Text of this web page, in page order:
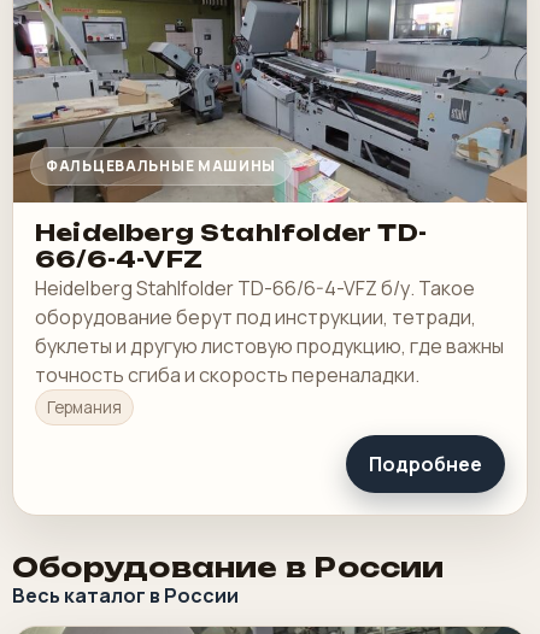
ФАЛЬЦЕВАЛЬНЫЕ МАШИНЫ
Heidelberg Stahlfolder TD-
66/6-4-VFZ
Heidelberg Stahlfolder TD-66/6-4-VFZ б/у. Такое
оборудование берут под инструкции, тетради,
буклеты и другую листовую продукцию, где важны
точность сгиба и скорость переналадки.
Германия
Подробнее
Оборудование в России
Весь каталог в России